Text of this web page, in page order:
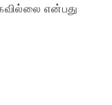
என்பது